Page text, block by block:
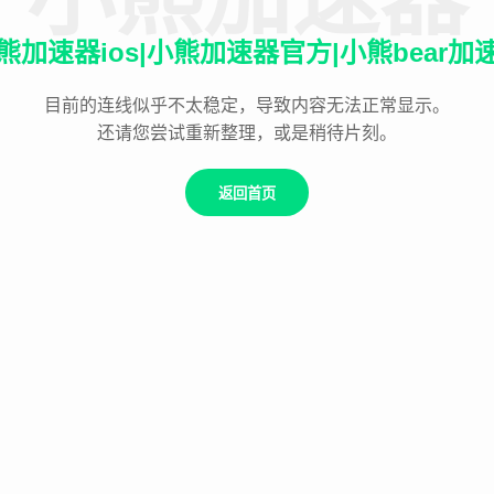
加速器ios|小熊加速器官方|小熊bear加
目前的连线似乎不太稳定，导致内容无法正常显示。
还请您尝试重新整理，或是稍待片刻。
返回首页